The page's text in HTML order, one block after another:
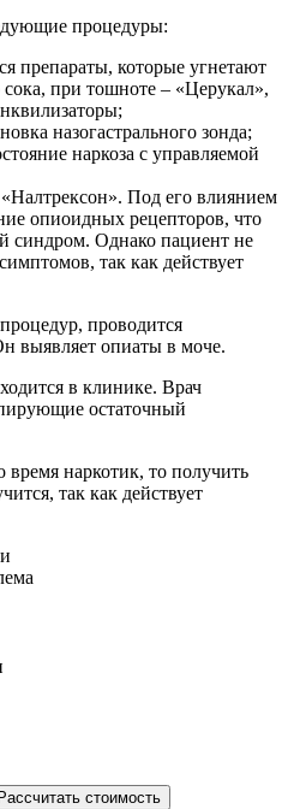
процедуры:
препараты, которые угнетают
при тошноте – «Церукал»,
назогастрального зонда;
наркоза с управляемой
«Налтрексон». Под его влиянием
опиоидных рецепторов, что
синдром. Однако пациент не
так как действует
проводится
выявляет опиаты в моче.
в клинике. Врач
остаточный
время наркотик, то получить
так как действует
Рассчитать стоимость